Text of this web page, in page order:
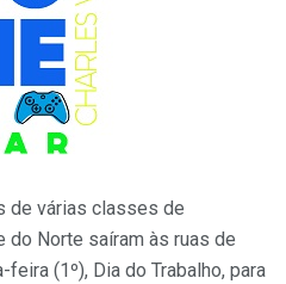
de várias classes de
do Norte saíram às ruas de
feira (1º), Dia do Trabalho, para